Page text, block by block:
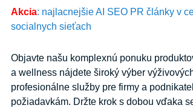
Akcia: najlacnejšie AI SEO PR články v
socialnych sieťach
Objavte našu komplexnú ponuku
a wellness nájdete široký výber
profesionálne služby pre firmy a
požiadavkám. Držte krok s dobou vďaka